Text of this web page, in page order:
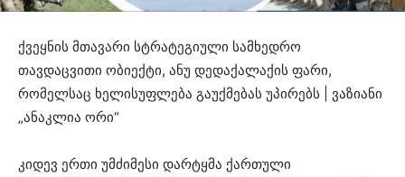
ქვეყნის მთავარი სტრატეგიული სამხედრო
თავდაცვითი ობიექტი, ანუ დედაქალაქის ფარი,
რომელსაც ხელისუფლება გაუქმებას უპირებს | ვაზიანი
„ანაკლია ორი“
კიდევ ერთი უმძიმესი დარტყმა ქართული